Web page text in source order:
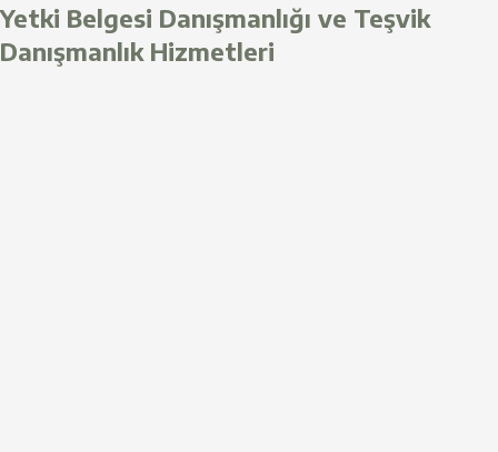
Yetki Belgesi Danışmanlığı ve Teşvik
Danışmanlık Hizmetleri